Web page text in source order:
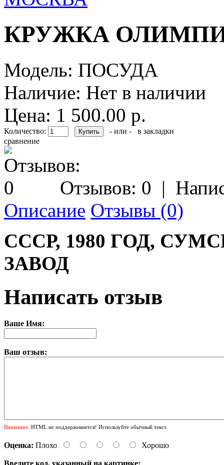
КРУЖКА
Модель: ПОСУДА
Наличие: Нет в наличии
Цена: 1 500.00 р.
Количество: - или -
в закладки
сравнение
Отзывов: 0 |
Описание Отзывы (0)
СССР, 1980 ГОД,
ЗАВОД
Написать отзыв
Ваше Имя:
Ваш отзыв:
Внимание: HTML не поддерживается! Используйте обычный текст.
Оценка: Плохо Хорошо
Введите код, указанный на картинке: